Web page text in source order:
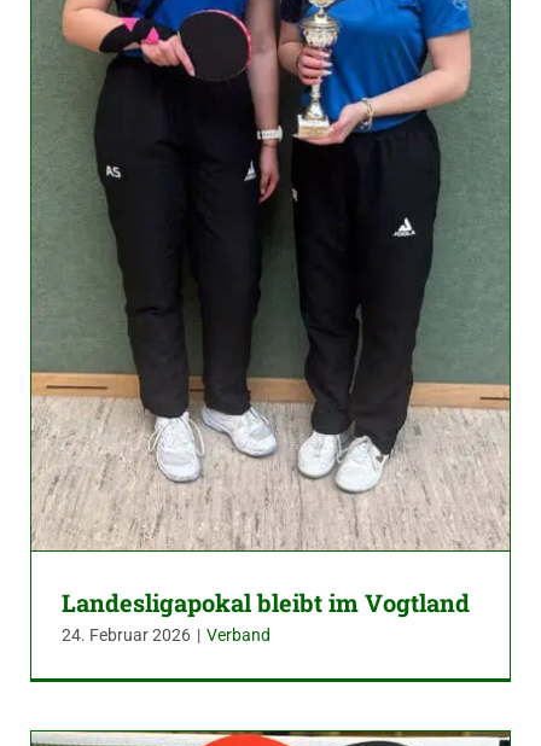
Landesligapokal bleibt im Vogtland
24. Februar 2026 | Verband